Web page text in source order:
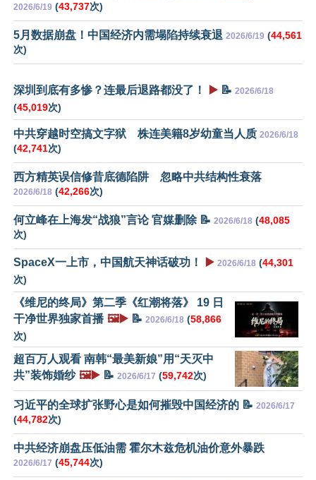
2026/6/19 (43,737次)
5月数据崩盘！中国经济内需塌陷持续衰退 2026/6/19 (44,561
次)
深圳到底有多惨？连最后退路都没了！ ▶️ 📝 2026/6/18
(45,019次)
中共穿越时空搞文字狱 株连美籍8岁幼童当人质 2026/6/18
(42,741次)
西方精英误信修昔底德陷阱 忽略中共结构性衰落
2026/6/18 (42,266次)
何立峰在上海发“战狼”言论 官媒删除 📝 2026/6/18 (48,085
次)
SpaceX一上市，中国航天神话破功！ ▶️ 2026/6/18 (44,301
次)
《维尼的终局》第二季《红潮将落》 19 日
干净世界独家首播 🖼️▶️ 📝 2026/6/18 (58,866
次)
超百万人观看 南韩“最美新娘”用“天灭中
共”装饰婚纱 🖼️▶️ 📝 2026/6/17 (59,742次)
习近平的全球扩张野心是如何摧毁中国经济的 📝 2026/6/17
(44,782次)
中共经济崩盘压低油需 霍尔木兹危机油价意外暴跌
2026/6/17 (45,744次)